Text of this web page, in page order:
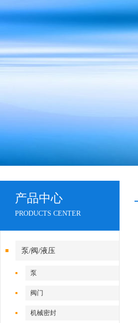
产品中心
PRODUCTS CENTER
泵/阀/液压
泵
阀门
机械密封